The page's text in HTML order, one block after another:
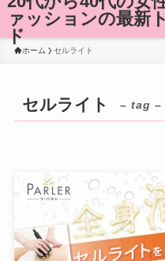
ァッションの最新
ド
ホーム セルライト
セルライト – tag –